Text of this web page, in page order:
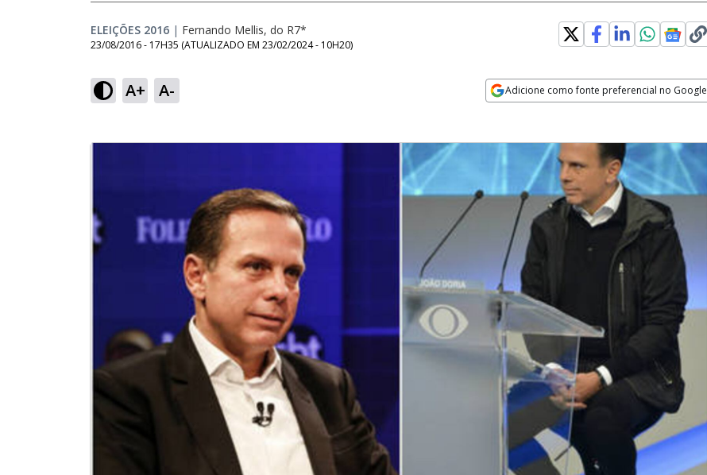
ELEIÇÕES 2016 | Fernando Mellis, do R7*
23/08/2016 - 17H35 (ATUALIZADO EM 23/02/2024 - 10H20)
A+ A- Adicione como fonte preferencial no Google